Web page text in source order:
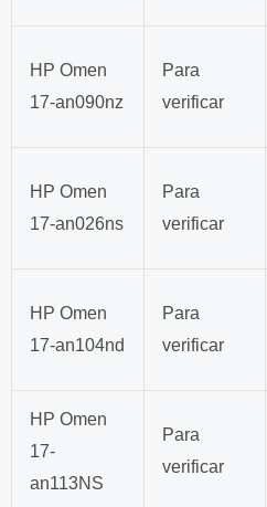
HP Omen
17-an090nz
Para
verificar
HP Omen
17-an026ns
Para
verificar
HP Omen
17-an104nd
Para
verificar
HP Omen
17-
an113NS
Para
verificar